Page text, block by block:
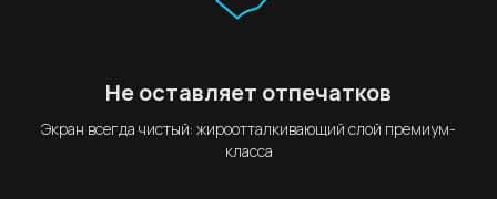
Не оставляет отпечатков
Экран всегда чистый: жироотталкивающий слой премиум-
класса